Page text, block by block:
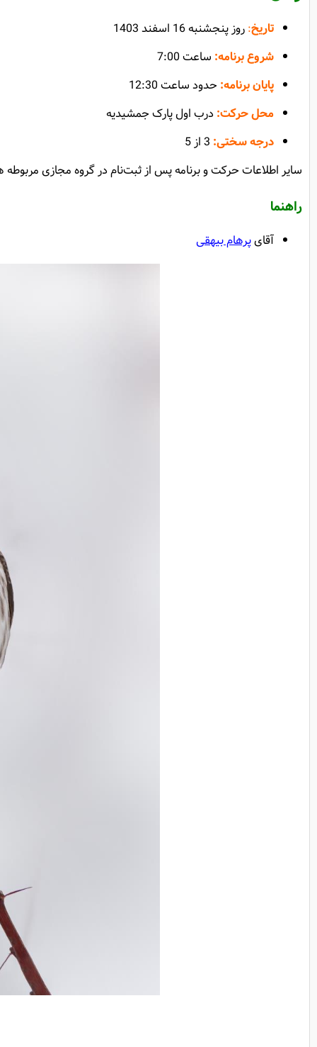
تاریخ:روز پنجشنبه 16 اسفند 1403
شروع برنامه: ساعت 7:00
پایان برنامه: حدود ساعت 12:30
محل حرکت:درب اول پارک جمشیدیه
درجه سختی:
سایر اطلاعات حرکت و برنامه پس از ثبت‌نام در گروه مجازی
راهنما
آقایپرهام بیهقی